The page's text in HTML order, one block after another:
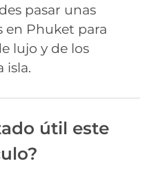
pasar unas
en Phuket para
lujo y de los
isla.
útil este